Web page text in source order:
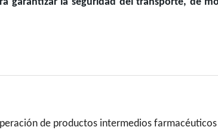
de productos intermedios